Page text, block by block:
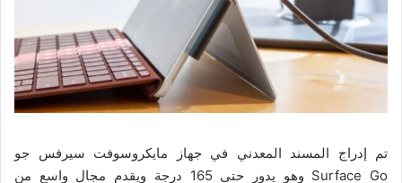
تم إدراج المسند المعدني في جهاز مايكروسوفت سيرفس جو
Surface Go وهو يدور حتى 165 درجة ويقدم مجال واسع من